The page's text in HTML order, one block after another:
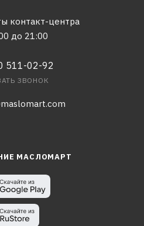
контакт-центра
до 21:00
511-02-92
ЗВОНОК
МАСЛОМАРТ